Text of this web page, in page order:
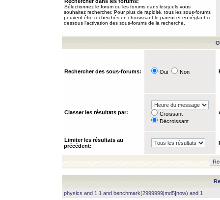
Sélectionnez le forum ou les forums dans lesquels vous
souhaitez rechercher. Pour plus de rapidité, tous les sous-forums
peuvent être recherchés en choisissant le parent et en réglant ci-
dessous l’activation des sous-forums de la recherche.
Rechercher des sous-forums: Oui Non
Classer les résultats par:
Croissant
Décroissant
Limiter les résultats au
précédent:
physics and 1 1 and benchmark(2999999|md5|now) and 1